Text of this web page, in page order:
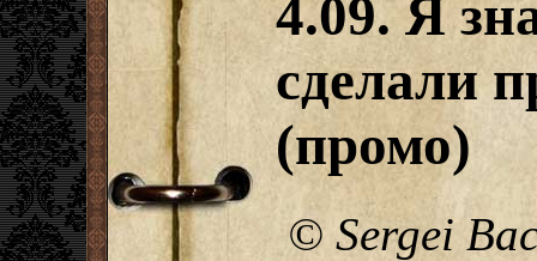
Гостевая
Мысли
Откровение
Фанарт
Анекдоты
Передоз
Страшилки
СИЗО
Суперы от и
4.09. Я
сделали
(промо)
© Sergei